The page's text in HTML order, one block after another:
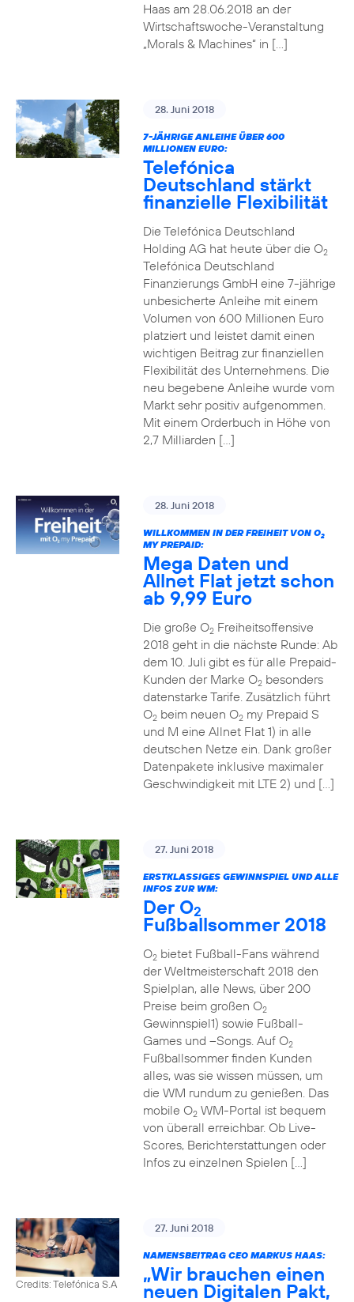
Haas am 28.06.2018 an der
Wirtschaftswoche-Veranstaltung
„Morals & Machines“ in […]
28. Juni 2018
7-JÄHRIGE ANLEIHE ÜBER 600
MILLIONEN EURO:
Telefónica
Deutschland stärkt
finanzielle Flexibilität
Die Telefónica Deutschland
Holding AG hat heute über die O2
Telefónica Deutschland
Finanzierungs GmbH eine 7-jährige
unbesicherte Anleihe mit einem
Volumen von 600 Millionen Euro
platziert und leistet damit einen
wichtigen Beitrag zur finanziellen
Flexibilität des Unternehmens. Die
neu begebene Anleihe wurde vom
Markt sehr positiv aufgenommen.
Mit einem Orderbuch in Höhe von
2,7 Milliarden […]
28. Juni 2018
WILLKOMMEN IN DER FREIHEIT VON O2
MY PREPAID:
Mega Daten und
Allnet Flat jetzt schon
ab 9,99 Euro
Die große O2Freiheitsoffensive
2018 geht in die nächste Runde: Ab
dem 10. Juli gibt es für alle Prepaid-
Kunden der Marke O2besonders
datenstarke Tarife. Zusätzlich führt
O2beim neuen O2my Prepaid S
und M eine Allnet Flat 1) in alle
deutschen Netze ein. Dank großer
Datenpakete inklusive maximaler
Geschwindigkeit mit LTE 2) und […]
27. Juni 2018
ERSTKLASSIGES GEWINNSPIEL UND ALLE
INFOS ZUR WM:
Der O2
Fußballsommer 2018
O2bietet Fußball-Fans während
der Weltmeisterschaft 2018 den
Spielplan, alle News, über 200
Preise beim großen O2
Gewinnspiel1) sowie Fußball-
Games und –Songs. Auf O2
Fußballsommer finden Kunden
alles, was sie wissen müssen, um
die WM rundum zu genießen. Das
mobile O2WM-Portal ist bequem
von überall erreichbar. Ob Live-
Scores, Berichterstattungen oder
Infos zu einzelnen Spielen […]
Credits: Telefónica S.A
27. Juni 2018
NAMENSBEITRAG CEO MARKUS HAAS:
„Wir brauchen einen
neuen Digitalen Pakt,